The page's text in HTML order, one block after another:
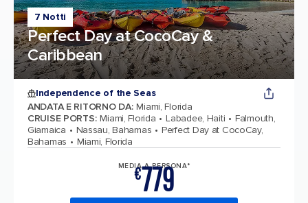
7 Notti
Perfect Day at CocoCay &
Caribbean
Independence of the Seas
ANDATA E RITORNO DA: Miami, Florida
CRUISE PORTS: Miami, Florida Labadee, Haiti
Falmouth,
Giamaica
Nassau, Bahamas
Perfect Day at CocoCay,
Bahamas
Miami, Florida
MEDIA A PERSONA*
€779